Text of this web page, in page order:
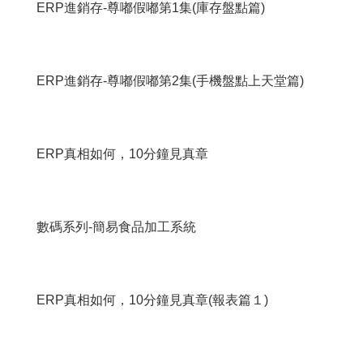
ERP進銷存-尊嘟假嘟第1集(庫存盤點篇)
ERP進銷存-尊嘟假嘟第2集(手機盤點上天堂篇)
ERP真相如何，10分鐘見真章
數碼系列-簡易食品加工系統
ERP真相如何，10分鐘見真章(報表篇１)